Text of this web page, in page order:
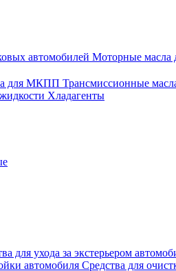
автомобилей Моторные масла
для МКПП Трансмиссионные
Хладагенты
для ухода за экстерьером
автомобиля Средства для